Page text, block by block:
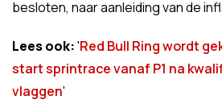
besloten, naar aanleiding van de
Lees ook:'Red Bull Ring wordt
start sprintrace vanaf P1 na
vlaggen'